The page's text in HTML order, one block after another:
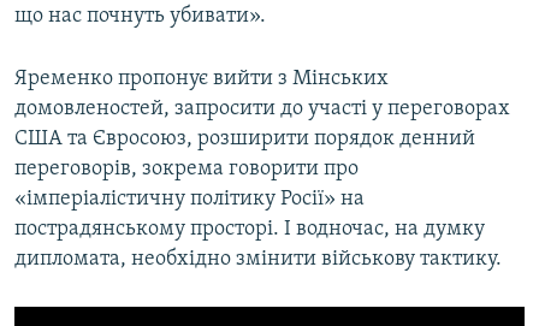
що нас почнуть убивати».
Яременко пропонує вийти з Мінських
домовленостей, запросити до участі у переговорах
США та Євросоюз, розширити порядок денний
переговорів, зокрема говорити про
«імперіалістичну політику Росії» на
пострадянському просторі. І водночас, на думку
дипломата, необхідно змінити військову тактику.